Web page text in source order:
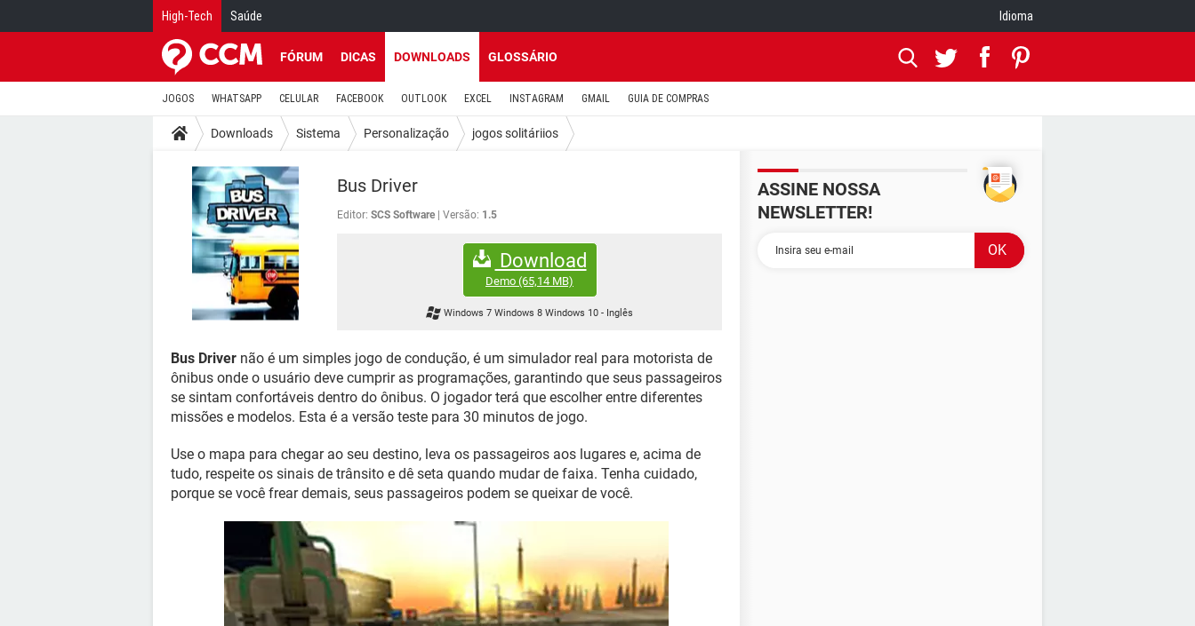
High-Tech Saúde Idioma
FÓRUM DICAS DOWNLOADS GLOSSÁRIO
JOGOS WHATSAPP CELULAR FACEBOOK OUTLOOK EXCEL INSTAGRAM GMAIL GUIA DE COMPRAS
Downloads Sistema Personalização jogos solitáriios
Bus Driver
Editor: SCS Software Versão: 1.5
Download
Demo (65,14 MB)
Windows 7 Windows 8 Windows 10- Inglês
Bus Driver não é um simples jogo de condução, é um simulador real para motorista de
ônibus onde o usuário deve cumprir as programações, garantindo que seus passageiros
se sintam confortáveis dentro do ônibus. O jogador terá que escolher entre diferentes
missões e modelos. Esta é a versão teste para 30 minutos de jogo.
Use o mapa para chegar ao seu destino, leva os passageiros aos lugares e, acima de
tudo, respeite os sinais de trânsito e dê seta quando mudar de faixa. Tenha cuidado,
porque se você frear demais, seus passageiros podem se queixar de você.
ASSINE NOSSA
NEWSLETTER!